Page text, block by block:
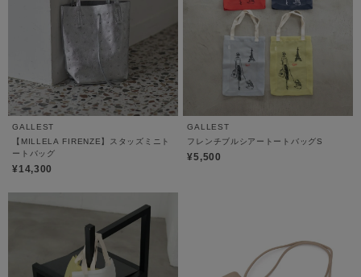
GALLEST
【MILLELA FIRENZE】スタッズミニト
ートバッグ
¥14,300
GALLEST
フレンチブルシアートートバッグS
¥5,500